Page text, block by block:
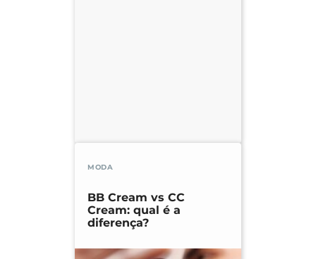
MODA
BB Cream vs CC
Cream: qual é a
diferença?